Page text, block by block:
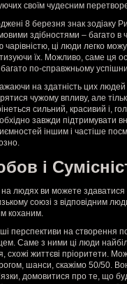
своїм чудесним
8 березня знак зодіаку
здібностями – багато в
чарівністю, ці люди легко
їх. Можливо, саме ця
по-справжньому
на здатність цих
чужому впливу, але
сильний, красивий і,
завжди підтримувати
іншим і частіше
і
людях ви можете здаватися
союзі з відповідним
коханим.
перспективи на створення
Саме з ними ці люди
схожі життєві пріоритети.
шанси, скажімо 50/50.
домовитися про те, що